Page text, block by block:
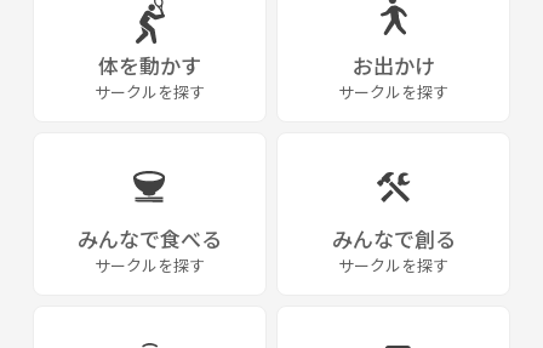
体を動かす
サークルを探す
お出かけ
サークルを探す
みんなで食べる
サークルを探す
みんなで創る
サークルを探す